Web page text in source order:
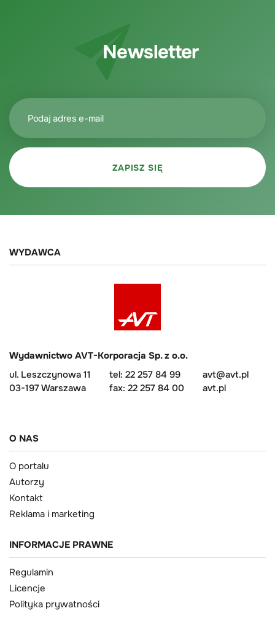
Newsletter
WYDAWCA
Wydawnictwo AVT-Korporacja Sp. z o.o.
ul. Leszczynowa 11
03-197 Warszawa
tel: 22 257 84 99
fax: 22 257 84 00
avt@avt.pl
avt.pl
O NAS
O portalu
Autorzy
Kontakt
Reklama i marketing
INFORMACJE PRAWNE
Regulamin
Licencje
Polityka prywatności